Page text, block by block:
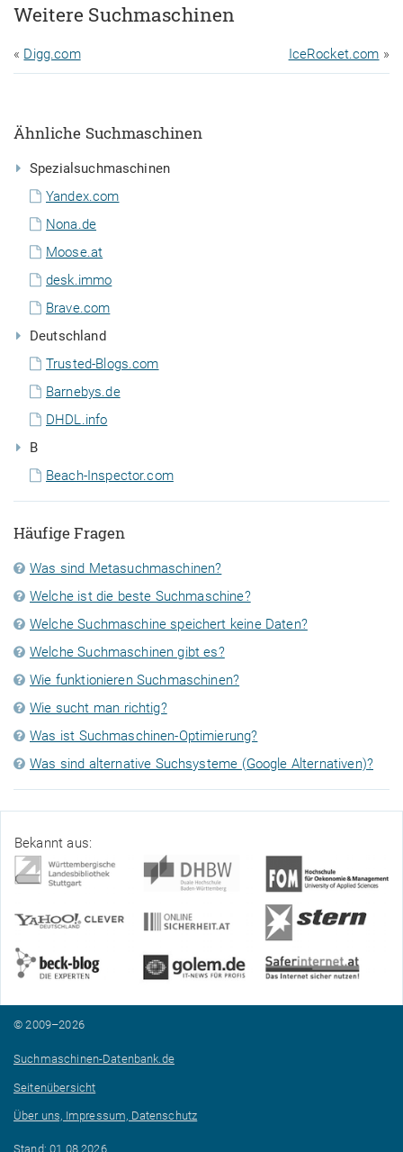
Weitere Suchmaschinen
« Digg.com IceRocket.com »
Ähnliche Suchmaschinen
Spezialsuchmaschinen
Yandex.com
Nona.de
Moose.at
desk.immo
Brave.com
Deutschland
Trusted-Blogs.com
Barnebys.de
DHDL.info
B
Beach-Inspector.com
Häufige Fragen
Was sind Metasuchmaschinen?
Welche ist die beste Suchmaschine?
Welche Suchmaschine speichert keine Daten?
Welche Suchmaschinen gibt es?
Wie funktionieren Suchmaschinen?
Wie sucht man richtig?
Was ist Suchmaschinen-Optimierung?
Was sind alternative Suchsysteme (Google Alternativen)?
Bekannt aus:
© 2009–2026
Suchmaschinen-Datenbank.de
Seitenübersicht
Über uns, Impressum, Datenschutz
Stand: 01.08.2026